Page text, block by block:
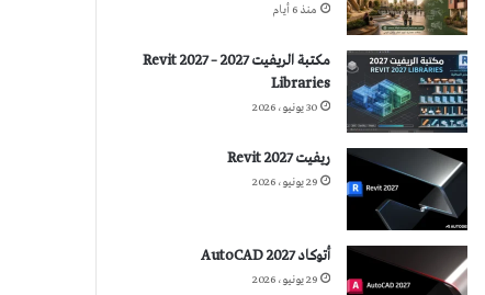
منذ 6 أيام
مكتبة الريفيت 2027 – Revit 2027
Libraries
30 يونيو، 2026
ريفيت 2027 Revit
29 يونيو، 2026
أتوكاد 2027 AutoCAD
29 يونيو، 2026